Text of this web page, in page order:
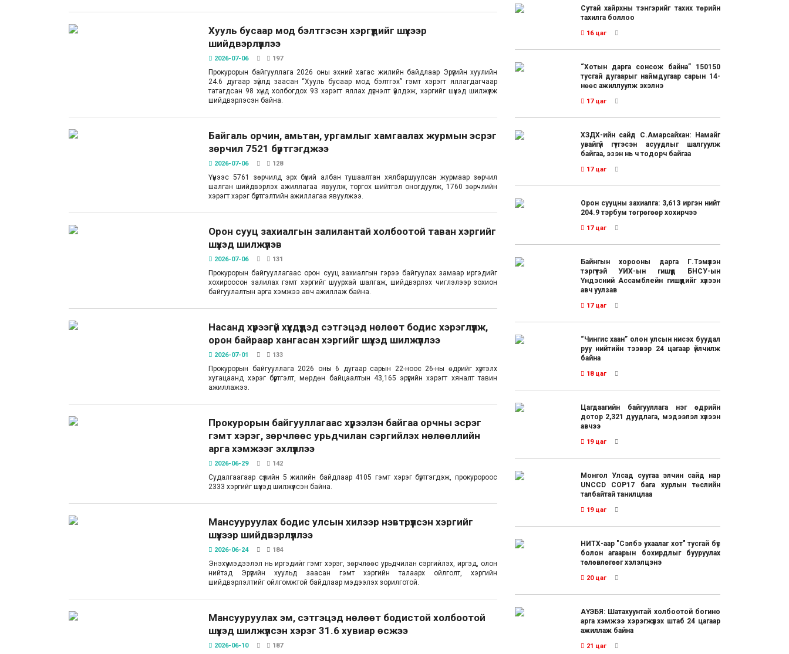
Хууль бусаар мод бэлтгэсэн хэргүүдийг шүүхээр
шийдвэрлүүллээ
2026-07-06 197
Прокурорын байгууллага 2026 оны эхний хагас жилийн байдлаар Эрүүгийн хуулийн
24.6 дугаар зүйлд заасан “Хууль бусаар мод бэлтгэх” гэмт хэрэгт яллагдагчаар
татагдсан 98 хүнд холбогдох 93 хэрэгт яллах дүгнэлт үйлдэж, хэргийг шүүхэд шилжүүлж
шийдвэрлэсэн байна.
Байгаль орчин, амьтан, ургамлыг хамгаалах журмын эсрэг
зөрчил 7521 бүртгэгджээ
2026-07-06 128
Үүнээс 5761 зөрчилд эрх бүхий албан тушаалтан хялбаршуулсан журмаар зөрчил
шалган шийдвэрлэх ажиллагаа явуулж, торгох шийтгэл оногдуулж, 1760 зөрчлийн
хэрэгт хэрэг бүртгэлтийн ажиллагаа явуулжээ.
Орон сууц захиалгын залилантай холбоотой таван хэргийг
шүүхэд шилжүүлэв
2026-07-06 131
Прокурорын байгууллагаас орон сууц захиалгын гэрээ байгуулах замаар иргэдийг
хохироосон залилах гэмт хэргийг шуурхай шалгаж, шийдвэрлэх чиглэлээр зохион
байгуулалтын арга хэмжээ авч ажиллаж байна.
Насанд хүрээгүй хүүхдүүдэд сэтгэцэд нөлөөт бодис хэрэглүүлж,
орон байраар хангасан хэргийг шүүхэд шилжүүллээ
2026-07-01 133
Прокурорын байгууллага 2026 оны 6 дугаар сарын 22-ноос 26-ны өдрийг хүртэлх
хугацаанд хэрэг бүртгэлт, мөрдөн байцаалтын 43,165 эрүүгийн хэрэгт хяналт тавин
ажиллажээ.
Прокурорын байгууллагаас хүрээлэн байгаа орчны эсрэг
гэмт хэрэг, зөрчлөөс урьдчилан сэргийлэх нөлөөллийн
арга хэмжээг эхлүүллээ
2026-06-29 142
Судалгаагаар сүүлийн 5 жилийн байдлаар 4105 гэмт хэрэг бүртгэгдэж, прокуророос
2333 хэргийг шүүхэд шилжүүлсэн байна.
Мансууруулах бодис улсын хилээр нэвтрүүлсэн хэргийг
шүүхээр шийдвэрлүүллээ
2026-06-24 184
Энэхүү мэдээлэл нь иргэдийг гэмт хэрэг, зөрчлөөс урьдчилан сэргийлэх, иргэд, олон
нийтэд Эрүүгийн хуульд заасан гэмт хэргийн талаарх ойлголт, хэргийн
шийдвэрлэлтийг ойлгомжтой байдлаар мэдээлэх зорилготой.
Мансууруулах эм, сэтгэцэд нөлөөт бодистой холбоотой
шүүхэд шилжүүлсэн хэрэг 31.6 хувиар өсжээ
2026-06-10 187
Сутай хайрхны тэнгэрийг тахих төрийн
тахилга боллоо
16 цаг
“Хотын дарга сонсож байна” 150150
тусгай дугаарыг наймдугаар сарын 14-
нөөс ажиллуулж эхэлнэ
17 цаг
ХЗДХ-ийн сайд С.Амарсайхан: Намайг
увайгүй гүтгэсэн асуудлыг шалгуулж
байгаа, эзэн нь ч тодорч байгаа
17 цаг
Орон сууцны захиалга: 3,613 иргэн нийт
204.9 тэрбум төгрөгөөр хохирчээ
17 цаг
Байнгын хорооны дарга Г.Тэмүүлэн
тэргүүтэй УИХ-ын гишүүд БНСУ-ын
Үндэсний Ассамблейн гишүүдийг хүлээн
авч уулзав
17 цаг
“Чингис хаан” олон улсын нисэх буудал
руу нийтийн тээвэр 24 цагаар үйлчилж
байна
18 цаг
Цагдаагийн байгууллага нэг өдрийн
дотор 2,321 дуудлага, мэдээлэл хүлээн
авчээ
19 цаг
Монгол Улсад суугаа элчин сайд нар
UNCCD COP17 бага хурлын төслийн
талбайтай танилцлаа
19 цаг
НИТХ-аар "Сэлбэ ухаалаг хот" тусгай бүс
болон агаарын бохирдлыг бууруулах
төлөвлөгөөг хэлэлцэнэ
20 цаг
АҮЭБЯ: Шатахуунтай холбоотой богино
арга хэмжээ хэрэгжүүлэх штаб 24 цагаар
ажиллаж байна
21 цаг